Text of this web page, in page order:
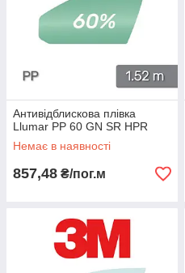
Антивідблискова плівка
Llumar PP 60 GN SR HPR
Немає в наявності
857,48 ₴/пог.м